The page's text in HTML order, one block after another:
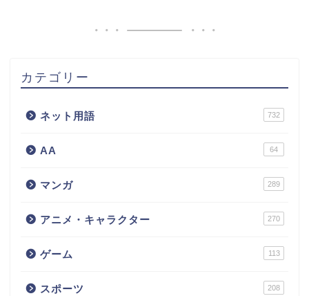
カテゴリー
ネット用語 732
AA 64
マンガ 289
アニメ・キャラクター 270
ゲーム 113
スポーツ 208